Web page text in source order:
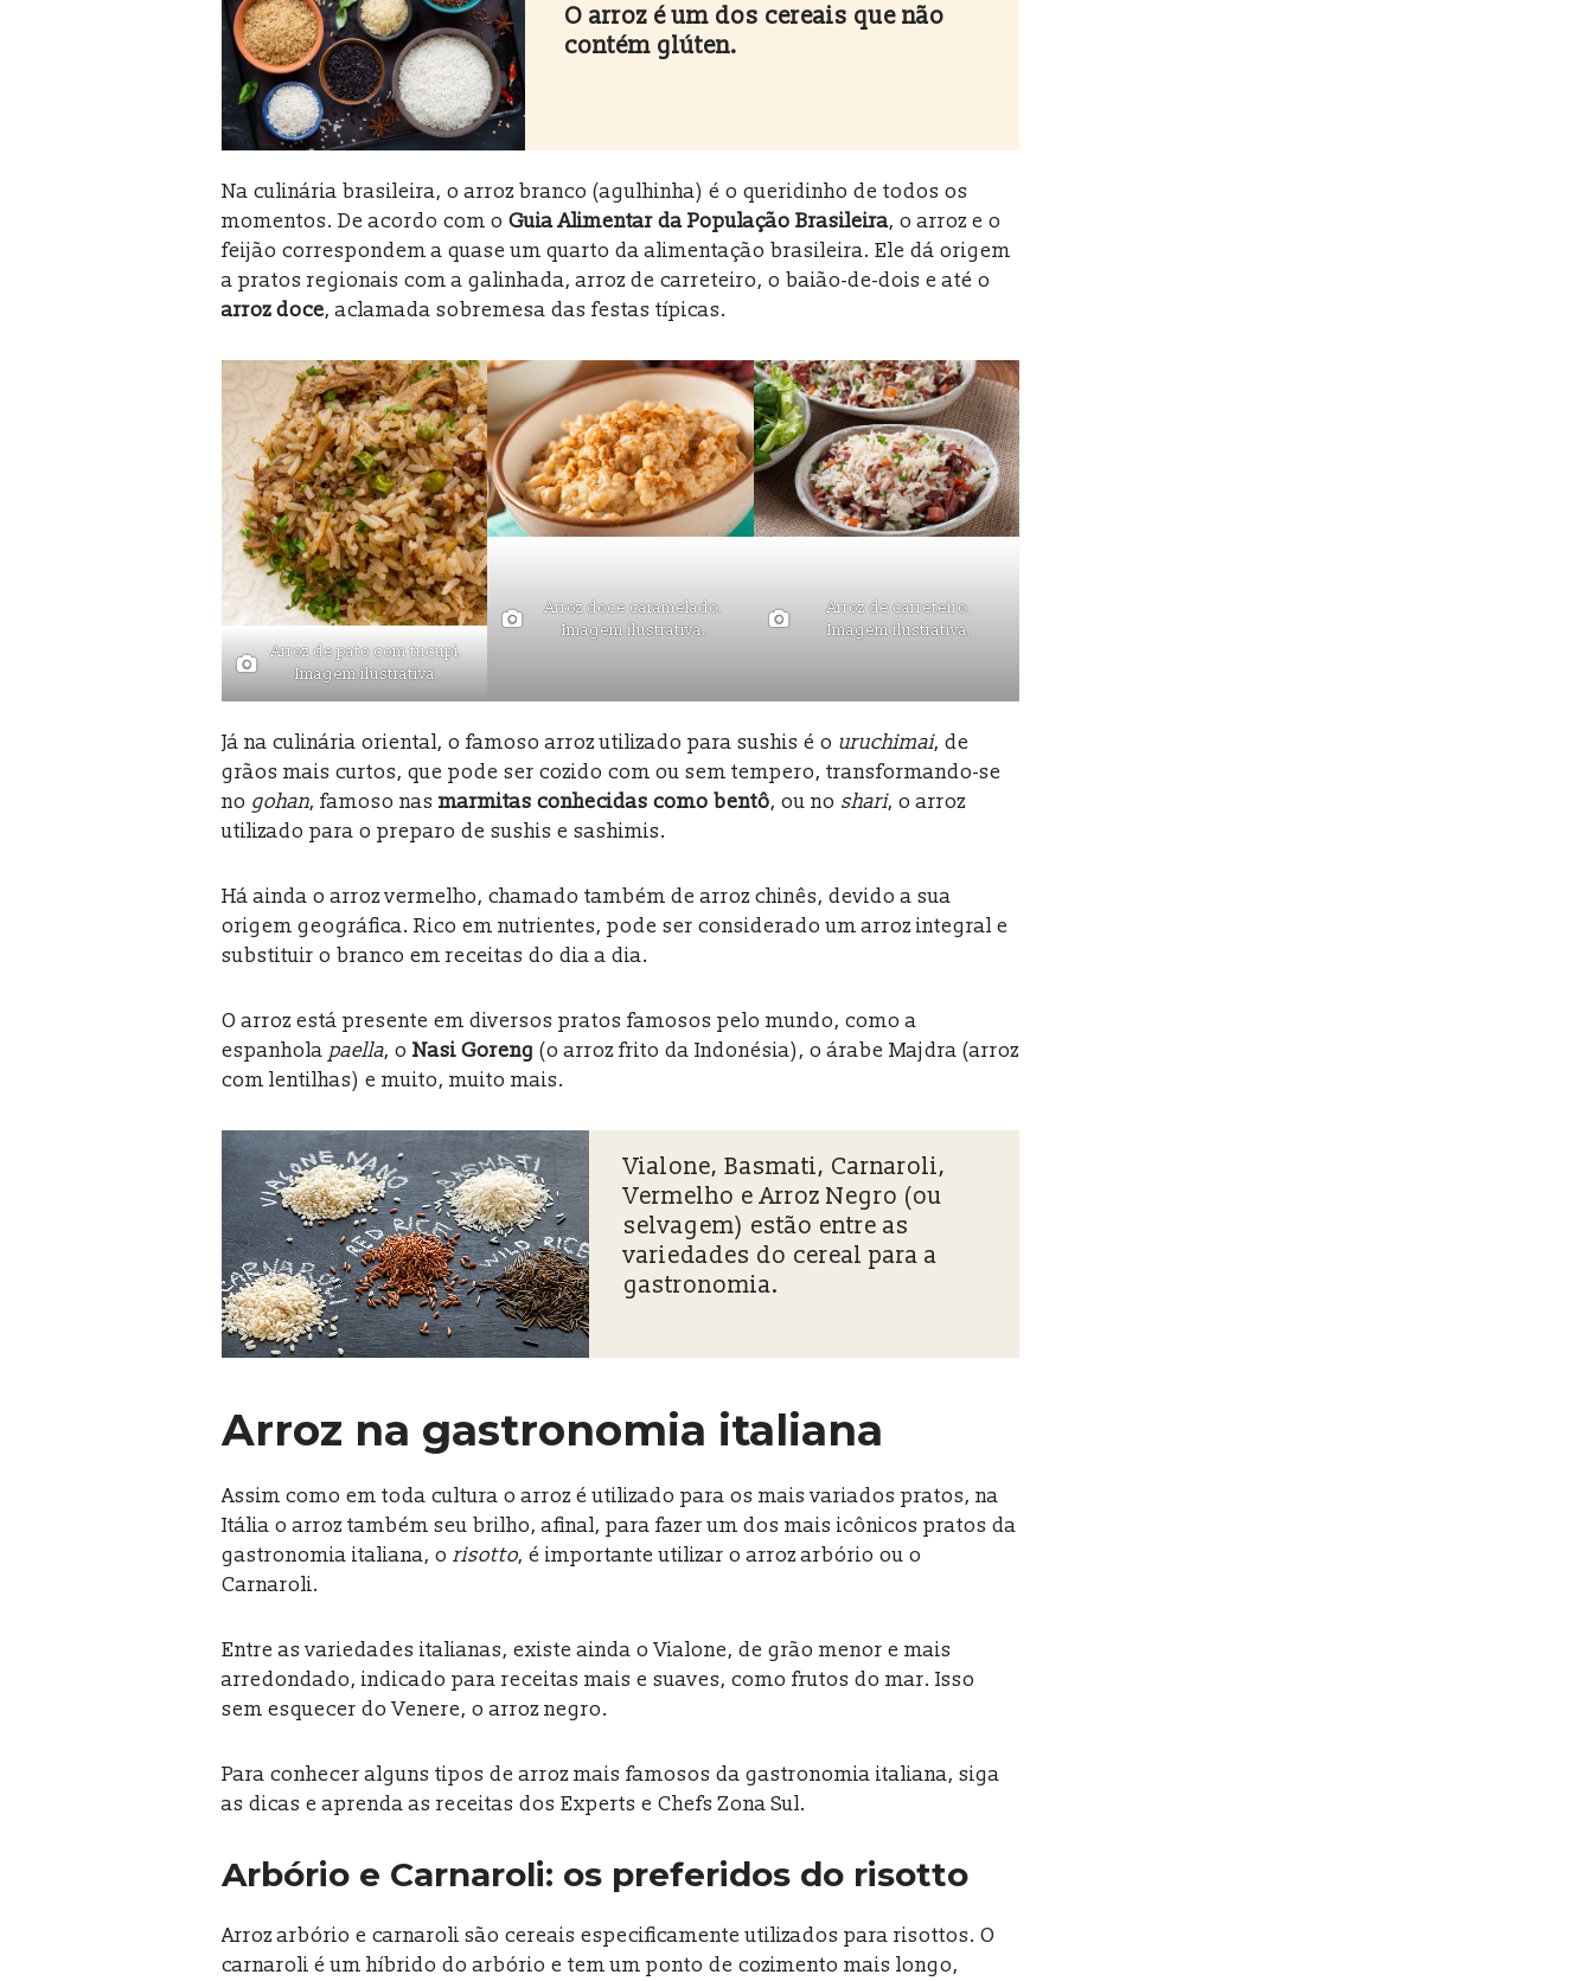
O arroz é um dos cereais que não
contém glúten.
Na culinária brasileira, o arroz branco (agulhinha) é o queridinho de todos os
momentos. De acordo com o Guia Alimentar da População Brasileira, o arroz e o
feijão correspondem a quase um quarto da alimentação brasileira. Ele dá origem
a pratos regionais com a galinhada, arroz de carreteiro, o baião-de-dois e até o
arroz doce, aclamada sobremesa das festas típicas.
Arroz de pato com tucupi.
Imagem ilustrativa.
Arroz doce caramelado.
Imagem ilustrativa.
Arroz de carreteiro.
Imagem ilustrativa.
Já na culinária oriental, o famoso arroz utilizado para sushis é o uruchimai, de
grãos mais curtos, que pode ser cozido com ou sem tempero, transformando-se
no gohan, famoso nas marmitas conhecidas como bentô, ou no shari, o arroz
utilizado para o preparo de sushis e sashimis.
Há ainda o arroz vermelho, chamado também de arroz chinês, devido a sua
origem geográfica. Rico em nutrientes, pode ser considerado um arroz integral e
substituir o branco em receitas do dia a dia.
O arroz está presente em diversos pratos famosos pelo mundo, como a
espanhola paella, o Nasi Goreng (o arroz frito da Indonésia), o árabe Majdra (arroz
com lentilhas) e muito, muito mais.
Vialone, Basmati, Carnaroli,
Vermelho e Arroz Negro (ou
selvagem) estão entre as
variedades do cereal para a
gastronomia.
Arroz na gastronomia italiana
Assim como em toda cultura o arroz é utilizado para os mais variados pratos, na
Itália o arroz também seu brilho, afinal, para fazer um dos mais icônicos pratos da
gastronomia italiana, o risotto, é importante utilizar o arroz arbório ou o
Carnaroli.
Entre as variedades italianas, existe ainda o Vialone, de grão menor e mais
arredondado, indicado para receitas mais e suaves, como frutos do mar. Isso
sem esquecer do Venere, o arroz negro.
Para conhecer alguns tipos de arroz mais famosos da gastronomia italiana, siga
as dicas e aprenda as receitas dos Experts e Chefs Zona Sul.
Arbório e Carnaroli: os preferidos do risotto
Arroz arbório e carnaroli são cereais especificamente utilizados para risottos. O
carnaroli é um híbrido do arbório e tem um ponto de cozimento mais longo,